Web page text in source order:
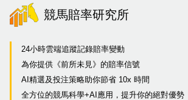
競馬賠率研究所
24小時雲端追蹤記錄賠率變動
為你提供《前所未見》的賠率信號
AI精選及投注策略助你節省 10x 時間
全方位的競馬科學+AI應用，提升你的絕對優勢